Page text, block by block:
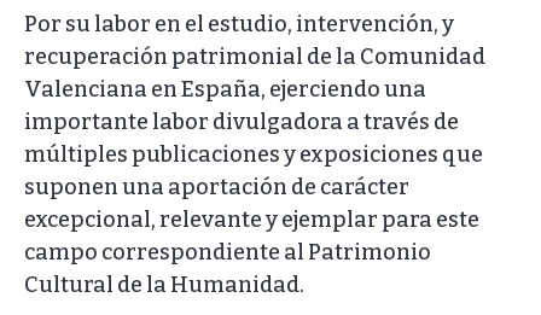
Por su labor en el estudio, intervención, y
recuperación patrimonial de la Comunidad
Valenciana en España, ejerciendo una
importante labor divulgadora a través de
múltiples publicaciones y exposiciones que
suponen una aportación de carácter
excepcional, relevante y ejemplar para este
campo correspondiente al Patrimonio
Cultural de la Humanidad.